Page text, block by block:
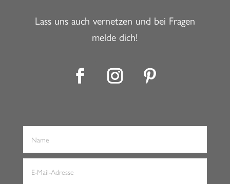
Lass uns auch vernetzen und bei Fragen
melde dich!